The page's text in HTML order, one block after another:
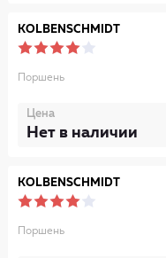
KOLBENSCHMIDT
Поршень
Цена
Нет в наличии
KOLBENSCHMIDT
Поршень